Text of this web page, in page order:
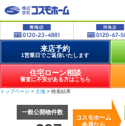
来店予約
1営業日でご返信いたします
住宅ローン相談
審査に不安がある方はこちら
トップページ > 土地 > 検索結果
一般公開物件数
コスモホーム
会員なら